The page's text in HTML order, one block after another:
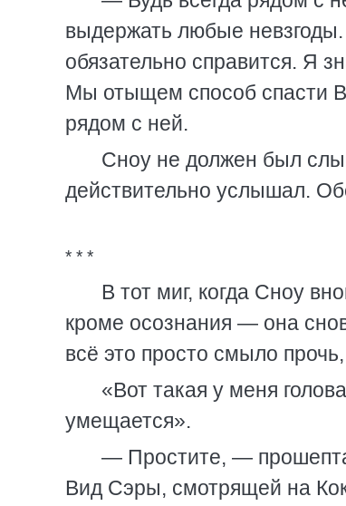
выдержать любые
обязательно справится. Я
Мы отыщем способ спасти
рядом с ней.
Сноу не должен был
действительно услышал.
* * *
В тот миг, когда Сноу
кроме осознания — она
всё это просто смыло
«Вот такая у меня
умещается».
— Простите, —
Вид Сэры, смотрящей на